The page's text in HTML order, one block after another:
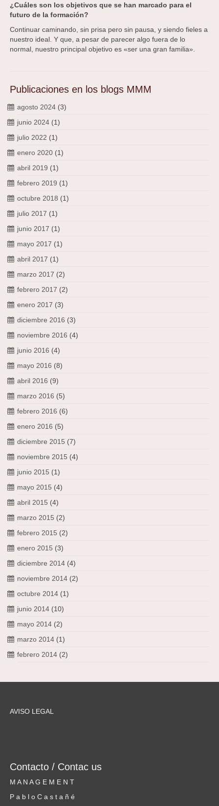
¿Cuáles son los objetivos que se han marcado para el
futuro de la formación?
Continuar caminando, sin prisa pero sin pausa, y siendo fieles a
nuestro ideal. Y que, a pesar de parecer algo fuera de lo
normal, nuestro principal objetivo es «ser una gran familia».
Publicaciones en los blogs MMM
agosto 2024 (3)
junio 2024 (1)
julio 2022 (1)
enero 2020 (1)
abril 2019 (1)
febrero 2019 (1)
octubre 2018 (1)
julio 2017 (1)
junio 2017 (1)
mayo 2017 (1)
abril 2017 (1)
marzo 2017 (2)
febrero 2017 (2)
enero 2017 (3)
diciembre 2016 (3)
noviembre 2016 (4)
junio 2016 (4)
mayo 2016 (8)
abril 2016 (9)
marzo 2016 (5)
febrero 2016 (6)
enero 2016 (5)
diciembre 2015 (7)
noviembre 2015 (4)
junio 2015 (1)
mayo 2015 (4)
abril 2015 (4)
marzo 2015 (2)
febrero 2015 (2)
enero 2015 (3)
diciembre 2014 (4)
noviembre 2014 (2)
octubre 2014 (1)
junio 2014 (10)
mayo 2014 (2)
marzo 2014 (1)
febrero 2014 (2)
AVISO LEGAL
Contacto / Contac us
M A N A G E M E N T
P a b l o C a s t a ñ é